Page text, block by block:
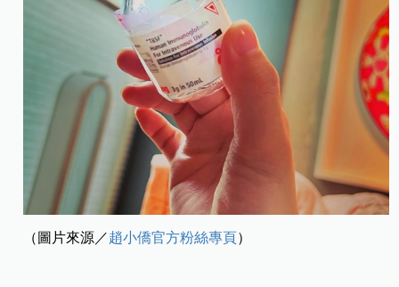
（圖片來源／趙小僑官方粉絲專頁）